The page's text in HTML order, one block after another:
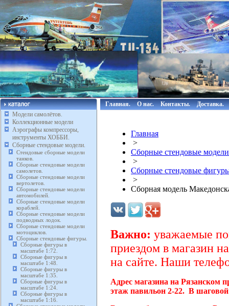
Модели самолётов.
Коллекционные модели
Аэрографы компрессоры,
инструменты ХОББИ.
Сборные стендовые модели.
Стендовые сборные модели
танков.
Сборные стендовые модели
самолетов.
Сборные стендовые модели
вертолетов.
Сборные стендовые модели
автомобилей.
Сборные стендовые модели
кораблей.
Сборные стендовые модели
подводных лодок.
Сборные стендовые модели
мотоциклов.
Сборные стендовые фигуры.
Сборные фигуры в
масштабе 1:72.
Сборные фигуры в
масштабе 1:48.
Сборные фигуры в
масштабе 1:35.
Сборные фигуры в
масштабе 1:24.
Сборные фигуры в
масштабе 1:16.
Главная. О нас. Контакты. Доставка.
Главная
>
Сборные стендовые
>
Сборные стендовые
>
Сборная модель
Важно: уважаемые
приездом в магазин
на сайте. Наши
Адрес магазина на Рязанском
этаж павильон 2-22. В